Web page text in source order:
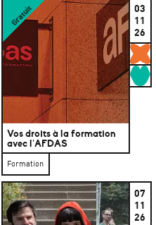
Abonné·es
Gratuit
Vos droits à la formation
avec l’AFDAS
03
11
26
Formation
07
11
26